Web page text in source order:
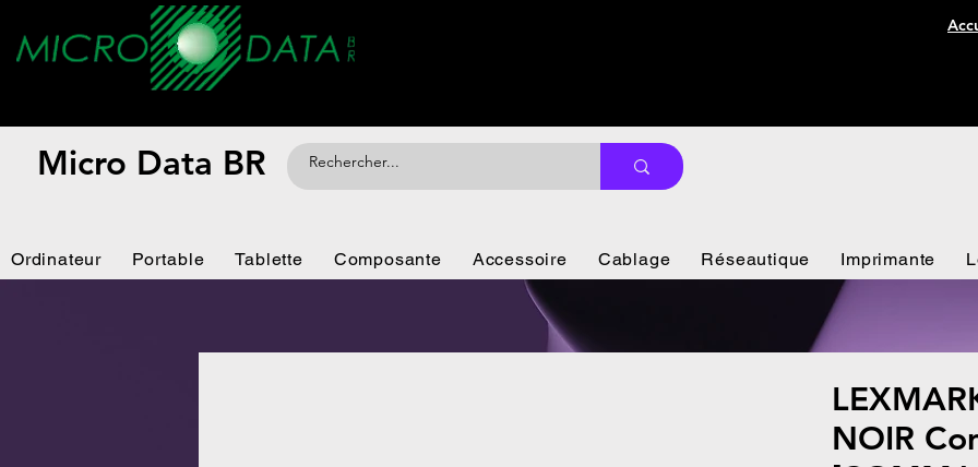
Micro Data BR
Ordinateur Portable Tablette Composante Accessoire Cablage Réseautique Imprimante
NOIR